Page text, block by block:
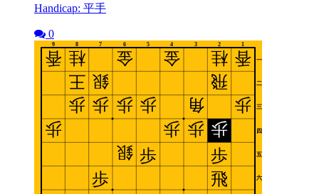
Handicap: 平手
0